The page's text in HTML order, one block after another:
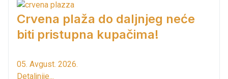
Crvena plaža do daljnjeg neće
biti pristupna kupačima!
05. Avgust. 2026.
Detaljnije...